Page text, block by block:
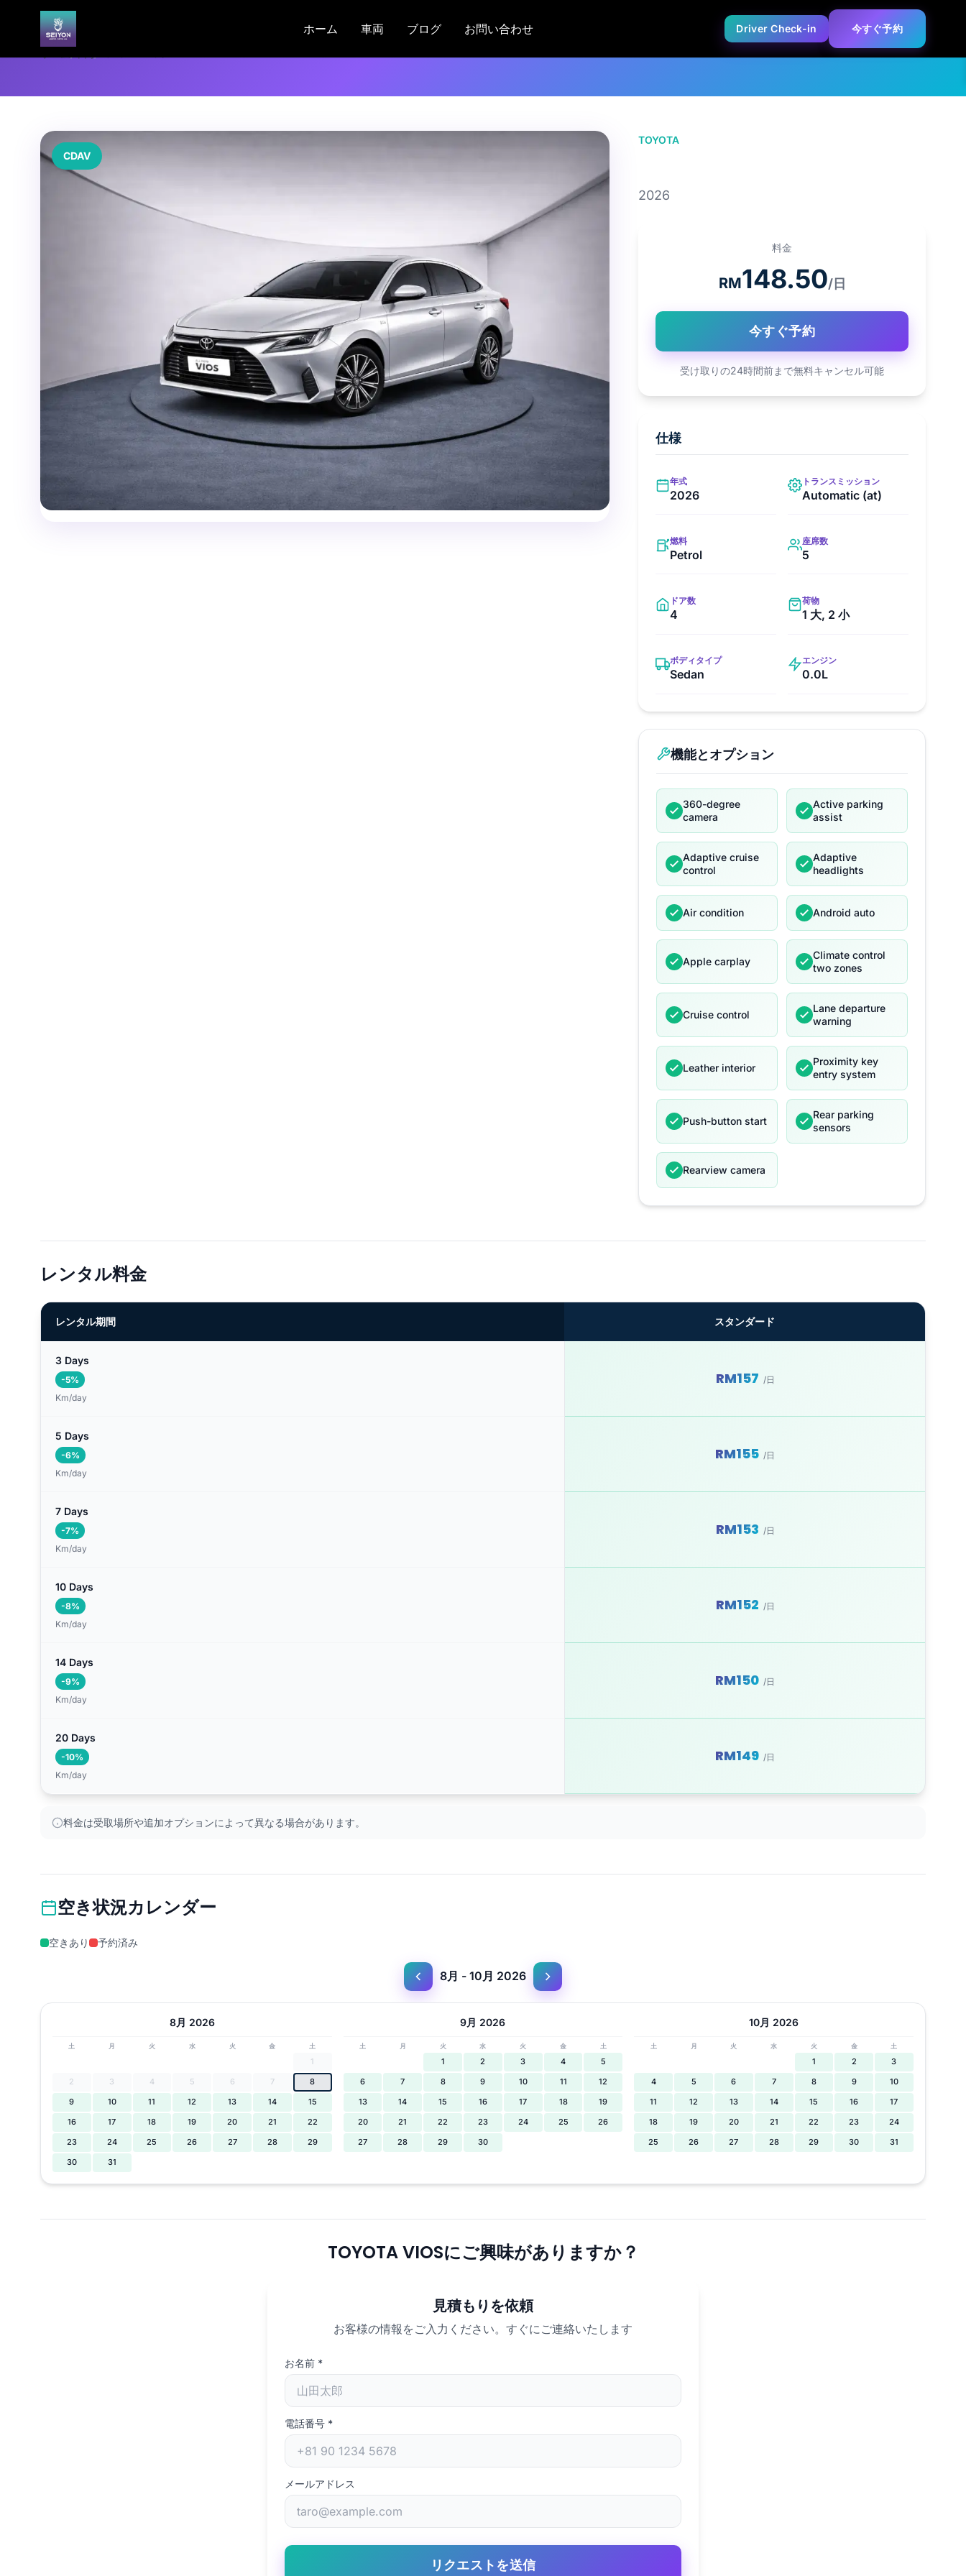
ホーム 車両 ブログ お問い合わせ Driver Check-in 今すぐ予約
CDAV
TOYOTA
2026
料金
RM148.50/日
今すぐ予約
受け取りの24時間前まで無料キャンセル可能
仕様
年式
2026
トランスミッション
Automatic (at)
燃料
Petrol
座席数
5
ドア数
4
荷物
1 大, 2 小
ボディタイプ
Sedan
エンジン
0.0L
機能とオプション
360-degree
camera
Active parking
assist
Adaptive cruise
control
Adaptive
headlights
Air condition Android auto
Apple carplay
Climate control
two zones
Cruise control
Lane departure
warning
Leather interior
Proximity key
entry system
Push-button start
Rear parking
sensors
Rearview camera
レンタル料金
レンタル期間 スタンダード
3 Days
-5%
Km/day
RM157 /日
5 Days
-6%
Km/day
RM155 /日
7 Days
-7%
Km/day
RM153 /日
10 Days
-8%
Km/day
RM152 /日
14 Days
-9%
Km/day
RM150 /日
20 Days
-10%
Km/day
RM149 /日
料金は受取場所や追加オプションによって異なる場合があります。
空き状況カレンダー
空きあり 予約済み
8月 - 10月 2026
8月 2026
土 月 火 水 火 金 土
1
2
3 4 5 6 7
8
9
10 11 12 13 14
15
16
17 18 19 20 21
22
23
24 25 26 27 28
29
30
31
9月 2026
土 月 火 水 火 金 土
1 2 3 4
5
6
7 8 9 10 11
12
13
14 15 16 17 18
19
20
21 22 23 24 25
26
27
28 29 30
10月 2026
土 月 火 水 火 金 土
1 2
3
4
5 6 7 8 9
10
11
12 13 14 15 16
17
18
19 20 21 22 23
24
25
26 27 28 29 30 31
TOYOTA VIOSにご興味がありますか？
見積もりを依頼
お客様の情報をご入力ください。すぐにご連絡いたします
お名前 *
電話番号 *
メールアドレス
リクエストを送信